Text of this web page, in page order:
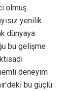
olmuş.
yenilik
dünyaya
bu gelişme
deneyim
bu güçlü